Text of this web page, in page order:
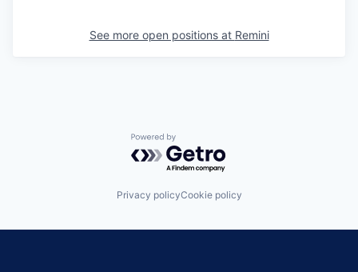
See more open positions at Remini
Powered by Getro.com
Privacy policyCookie policy